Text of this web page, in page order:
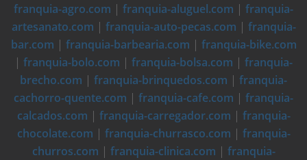
franquia-agro.com | franquia-aluguel.com | franquia-
artesanato.com | franquia-auto-pecas.com | franquia-
bar.com | franquia-barbearia.com | franquia-bike.com
| franquia-bolo.com | franquia-bolsa.com | franquia-
brecho.com | franquia-brinquedos.com | franquia-
cachorro-quente.com | franquia-cafe.com | franquia-
calcados.com | franquia-carregador.com | franquia-
chocolate.com | franquia-churrasco.com | franquia-
churros.com | franquia-clinica.com | franquia-